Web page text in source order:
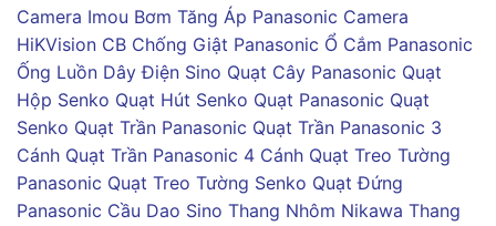
Camera Imou Bơm Tăng Áp Panasonic Camera
HiKVision CB Chống Giật Panasonic Ổ Cắm Panasonic
Ống Luồn Dây Điện Sino Quạt Cây Panasonic Quạt
Hộp Senko Quạt Hút Senko Quạt Panasonic Quạt
Senko Quạt Trần Panasonic Quạt Trần Panasonic 3
Cánh Quạt Trần Panasonic 4 Cánh Quạt Treo Tường
Panasonic Quạt Treo Tường Senko Quạt Đứng
Panasonic Cầu Dao Sino Thang Nhôm Nikawa Thang